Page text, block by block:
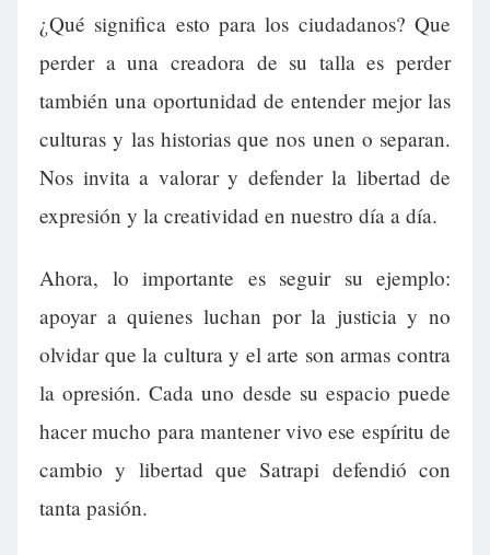
¿Qué significa esto para los ciudadanos? Que
perder a una creadora de su talla es perder
también una oportunidad de entender mejor las
culturas y las historias que nos unen o separan.
Nos invita a valorar y defender la libertad de
expresión y la creatividad en nuestro día a día.
Ahora, lo importante es seguir su ejemplo:
apoyar a quienes luchan por la justicia y no
olvidar que la cultura y el arte son armas contra
la opresión. Cada uno desde su espacio puede
hacer mucho para mantener vivo ese espíritu de
cambio y libertad que Satrapi defendió con
tanta pasión.